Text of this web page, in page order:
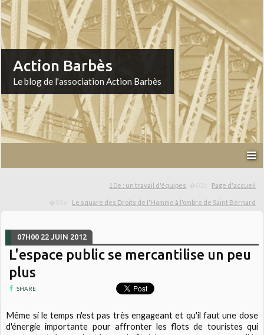
Action Barbès
Le blog de l'association Action Barbès
10e : un travail d'équipes Page d'accueil
Le square des Droits de l'Homme à l'ombre de Saint Bernard
07H00 22 JUIN 2012
L'espace public se mercantilise un peu
plus
SHARE
Même si le temps n'est pas très engageant et qu'il faut une dose
d'énergie importante pour affronter les flots de touristes qui